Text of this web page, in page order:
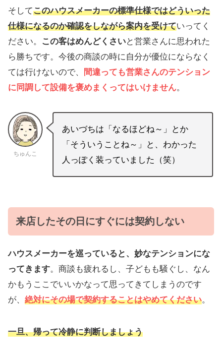
そしてこのハウスメーカーの標準仕様ではどういった
仕様になるのか確認をしながら案内を受けていってく
ださい。
この客はめんどくさいと営業さんに思われた
ら勝ちです。今後の商談の時に自分が優位にならなく
ては行けないので、
間違っても営業さんのテンション
に同調して設備を褒めまくってはいけません。
ちゅんこ
あいづちは「なるほどね～」とか
「そういうことね～」と、わかった
人っぽく装っていました（笑）
来店したその日にすぐには契約しない
ハウスメーカーを巡っていると、妙なテンションにな
ってきます。商談も疲れるし、子どもも騒ぐし、なん
かもうここでいいかなって思ってきてしまうのです
が、 絶対にその場で契約することはやめてください。
一旦、帰って冷静に判断しましょう